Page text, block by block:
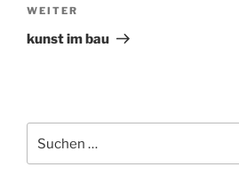
Nächster
Beitrag
WEITER
kunst im bau
nach: